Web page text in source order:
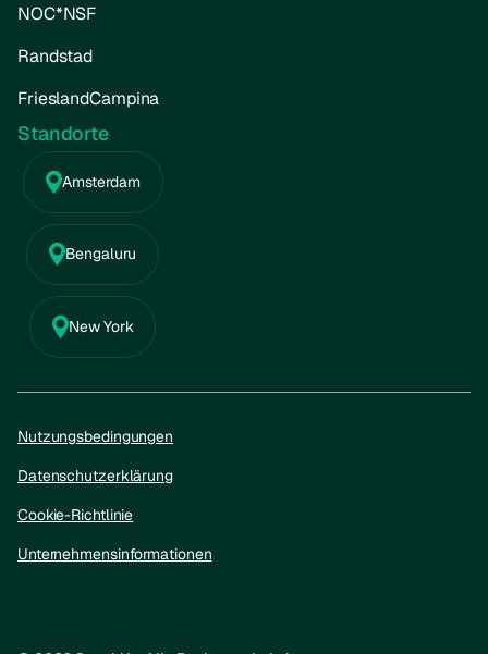
NOC*NSF
Randstad
FrieslandCampina
Standorte
Amsterdam
Bengaluru
New York
Nutzungsbedingungen
Datenschutzerklärung
Cookie-Richtlinie
Unternehmensinformationen